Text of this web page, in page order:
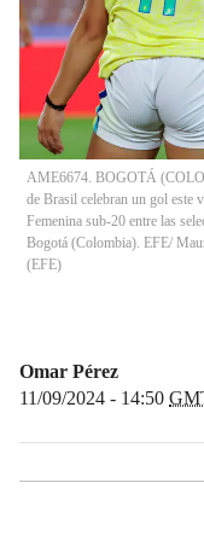
AME6674. BOGOTÁ
de Brasil celebran un gol este
Femenina sub-20 entre las
Bogotá (Colombia). EFE/
(EFE)
Omar Pérez
11/09/2024 - 14:50